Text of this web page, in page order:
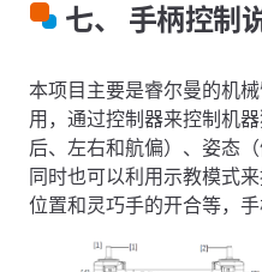
七、 手柄控制
本项目主要是睿尔曼的机
用，通过控制器来控制机
后、左右和航偏）、姿态
同时也可以利用示教模式
位置和灵巧手的开合等，手